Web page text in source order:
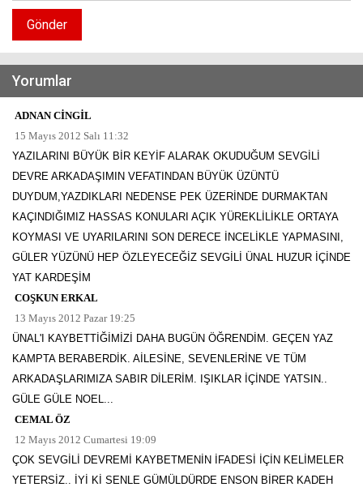
Gönder
Yorumlar
ADNAN CİNGİL
15 Mayıs 2012 Salı 11:32
YAZILARINI BÜYÜK BİR KEYİF ALARAK OKUDUĞUM SEVGİLİ
DEVRE ARKADAŞIMIN VEFATINDAN BÜYÜK ÜZÜNTÜ
DUYDUM,YAZDIKLARI NEDENSE PEK ÜZERİNDE DURMAKTAN
KAÇINDIĞIMIZ HASSAS KONULARI AÇIK YÜREKLİLİKLE ORTAYA
KOYMASI VE UYARILARINI SON DERECE İNCELİKLE YAPMASINI,
GÜLER YÜZÜNÜ HEP ÖZLEYECEĞİZ SEVGİLİ ÜNAL HUZUR İÇİNDE
YAT KARDEŞİM
COŞKUN ERKAL
13 Mayıs 2012 Pazar 19:25
ÜNAL'I KAYBETTİĞİMİZİ DAHA BUGÜN ÖĞRENDİM. GEÇEN YAZ
KAMPTA BERABERDİK. AİLESİNE, SEVENLERİNE VE TÜM
ARKADAŞLARIMIZA SABIR DİLERİM. IŞIKLAR İÇİNDE YATSIN..
GÜLE GÜLE NOEL...
CEMAL ÖZ
12 Mayıs 2012 Cumartesi 19:09
ÇOK SEVGİLİ DEVREMİ KAYBETMENİN İFADESİ İÇİN KELİMELER
YETERSİZ.. İYİ Kİ SENLE GÜMÜLDÜRDE ENSON BİRER KADEH